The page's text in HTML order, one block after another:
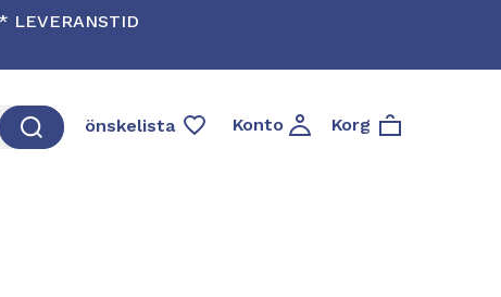
LEVERANSTID
önskelista Konto Korg